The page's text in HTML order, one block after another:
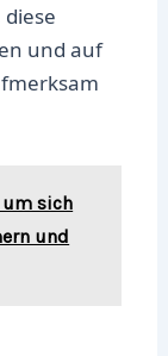
und auf
sich
und